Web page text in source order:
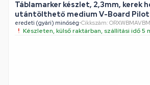
Táblamarker készlet, 2,3mm, kerek
utántölthető medium V-Board Pilot
eredeti (gyári) minőség•Cikkszám:
Készleten, külső raktárban, szállítási idő 5